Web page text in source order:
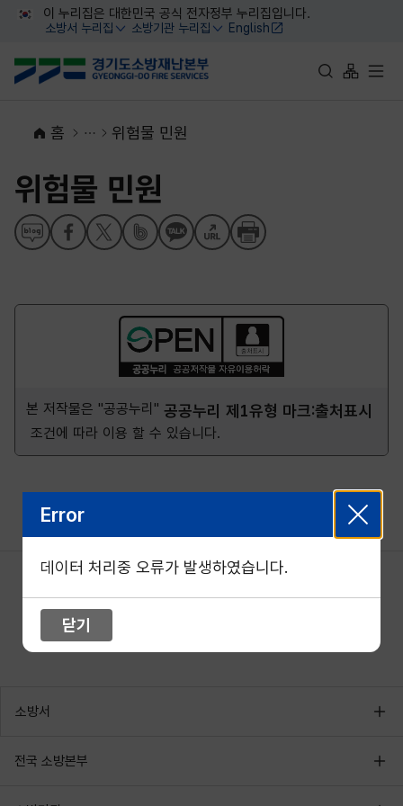
대메뉴 바로가기
본문 바로가기
이 누리집은 대한민국 공식 전자정부 누리집입니다.
소방서 누리집
열기
소방기관 누리집
열기
English
통합검색 바로가
사이트맵
전체
홈 위험물 민원
위험물 민원
본 저작물은 "공공누리" 공공누리 제1유형 마크:출처표시
조건에 따라 이용 할 수 있습니다.
소방서
전국 소방본부
Error
데이터 처리중 오류가 발생하였습니다.
닫기